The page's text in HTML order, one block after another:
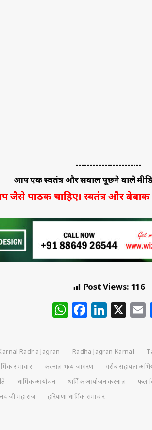
-----------------------
आप एक स्वतंत्र और सवाल पूछने वाले
जैसे पाठक चाहिए। स्वतंत्र और बेबाक
Post Views: 116
WhatsApp
X
Radha Jagran Radha Jagran Karnal
समाचार करनाल भव्य जागरण गरीब सहायता
धार्मिक आयोजन धार्मिक आयोजन करनाल फल
जी महाराज हरियाणा धार्मिक समाचार